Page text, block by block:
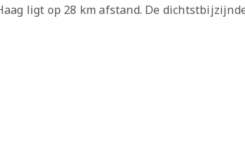
ligt op 28 km afstand. De